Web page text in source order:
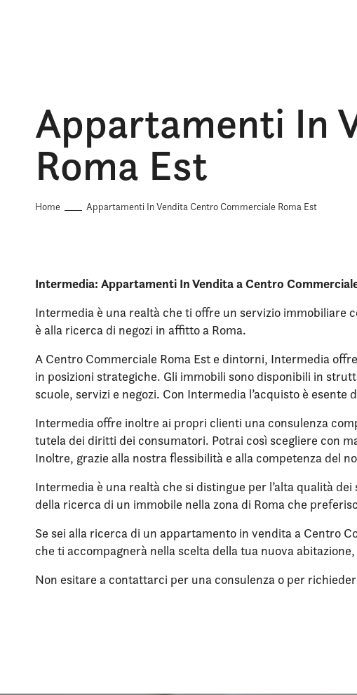
Appartamenti In
Roma Est
Home Appartamenti In Vendita Centro Commerciale Roma Est
Intermedia: Appartamenti In Vendita a Centro
Intermedia è una realtà che ti offre un servizio immobiliare
è alla ricerca di negozi in affitto a Roma.
A Centro Commerciale Roma Est e dintorni, Intermedia
in posizioni strategiche. Gli immobili sono disponibili in
scuole, servizi e negozi. Con Intermedia l’acquisto è esente
Intermedia offre inoltre ai propri clienti una consulenza
tutela dei diritti dei consumatori. Potrai così scegliere con
Inoltre, grazie alla nostra flessibilità e alla competenza del
Intermedia è una realtà che si distingue per l’alta qualità
della ricerca di un immobile nella zona di Roma che
Se sei alla ricerca di un appartamento in vendita a Centro
che ti accompagnerà nella scelta della tua nuova
Non esitare a contattarci per una consulenza o per